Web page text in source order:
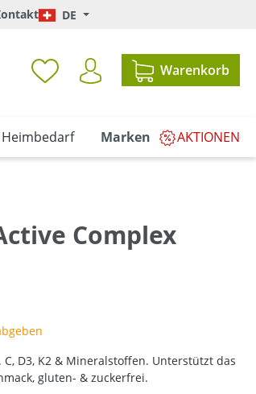
DE
Warenkorb
Heimbedarf Marken AKTIONEN
Complex
von 5 Sternen
D3, K2 & Mineralstoffen. Unterstützt das
gluten- & zuckerfrei.